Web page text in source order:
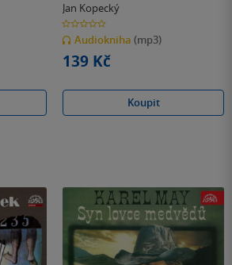
Jan Kopecký
0.0
z
5
hvězdiček
Audiokniha (mp3)
139 Kč
Koupit